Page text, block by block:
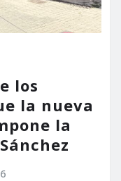
los
la nueva
la